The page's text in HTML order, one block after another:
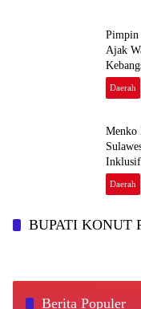
Pimpin
Ajak
Daerah
Menko
Inklusif
Daerah
BUPATI KONUT
Berita Populer